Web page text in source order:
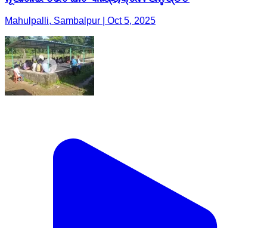
Mahulpalli, Sambalpur | Oct 5, 2025